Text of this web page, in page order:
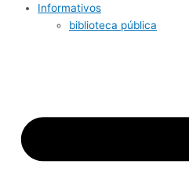
Informativos
biblioteca pública